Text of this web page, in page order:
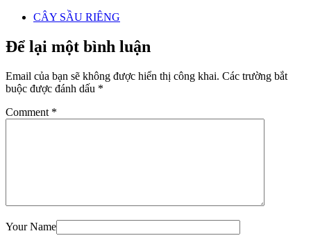
CÂY SẦU RIÊNG
Để lại một bình luận
Email của bạn sẽ không được hiển thị công khai. Các trường bắt
buộc được đánh dấu *
Comment *
Your Name